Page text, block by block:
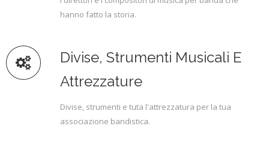
hanno fatto la storia.
Divise, Strumenti Musicali E
Attrezzature
Divise, strumenti e tuta l'attrezzatura per la tua
associazione bandistica.